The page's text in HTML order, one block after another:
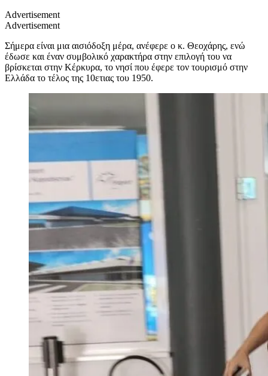
Advertisement
Advertisement
Σήμερα είναι μια αισιόδοξη μέρα, ανέφερε ο κ. Θεοχάρης, ενώ
έδωσε και έναν συμβολικό χαρακτήρα στην επιλογή του να
βρίσκεται στην Κέρκυρα, το νησί που έφερε τον τουρισμό στην
Ελλάδα το τέλος της 10ετιας του 1950.